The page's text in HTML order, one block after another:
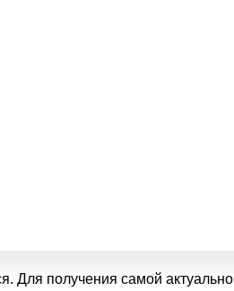
получения самой